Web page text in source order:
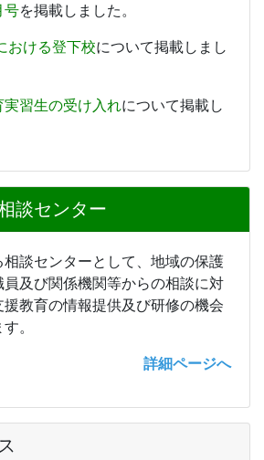
号を掲載しました。
おける登下校について掲載しまし
習生の受け入れについて掲載し
談センター
談センターとして、地域の保護
及び関係機関等からの相談に対
教育の情報提供及び研修の機会
。
詳細ページへ